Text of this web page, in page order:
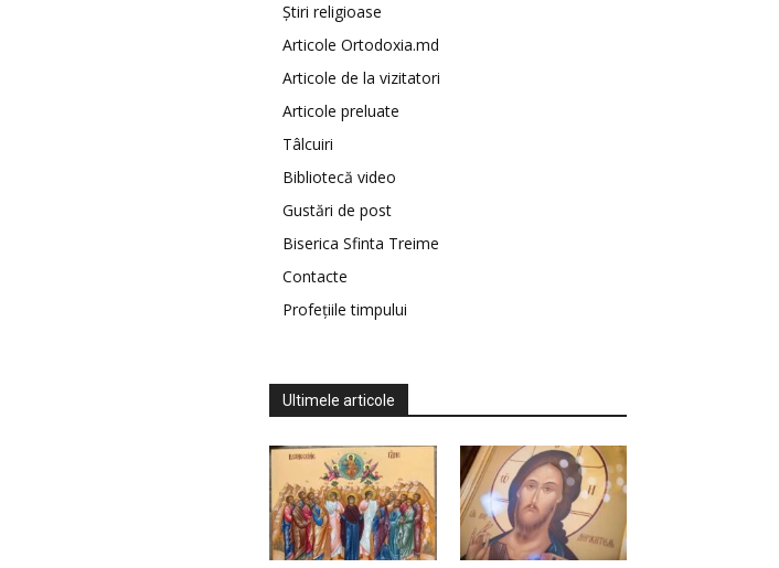
Știri religioase
Articole Ortodoxia.md
Articole de la vizitatori
Articole preluate
Tâlcuiri
Bibliotecă video
Gustări de post
Biserica Sfinta Treime
Contacte
Profețiile timpului
Ultimele articole